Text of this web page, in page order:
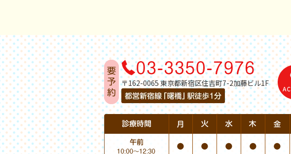
〒162-0065 東京都新宿区住吉町7-2加藤ビル1F